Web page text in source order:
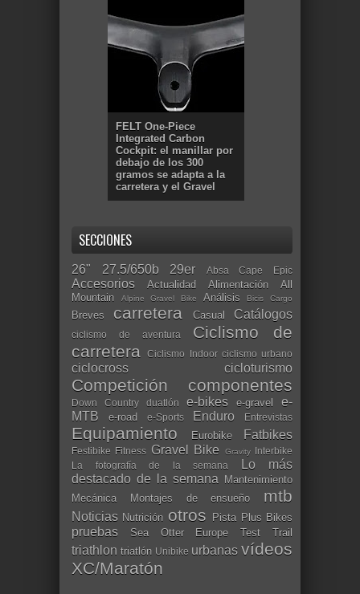
FELT One-Piece
Integrated Carbon
Cockpit: el manillar por
debajo de los 300
gramos se adapta a la
carretera y el Gravel
SECCIONES
26" 27.5/650b 29er Absa Cape Epic
Accesorios Actualidad Alimentación
All
Mountain
Alpine Gravel Bike Análisis Bicis Cargo
Breves carretera Casual Catálogos
ciclismo de aventura
Ciclismo de
carretera
Ciclismo Indoor ciclismo urbano
ciclocross cicloturismo
Competición componentes
Down Country duatlón e-bikes e-gravel
e-
MTB
e-road e-Sports Enduro Entrevistas
Equipamiento Eurobike Fatbikes
Festibike Fitness Gravel Bike Gravity
Interbike
La fotografía de la semana
Lo más
destacado de la semana Mantenimiento
Mecánica
Montajes de ensueño mtb
Noticias Nutrición otros Pista Plus Bikes
pruebas Sea Otter Europe Test Trail
triathlon triatlón Unibike urbanas vídeos
XC/Maratón